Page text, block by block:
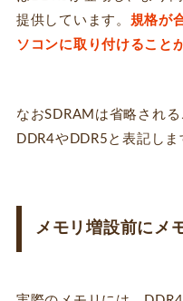
提供しています。 規格が
ソコンに取り付けること
なおSDRAMは省略され
DDR4やDDR5と表記しま
メモリ増設前にメ